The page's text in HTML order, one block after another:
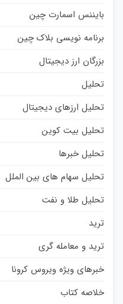
بایننس اسمارت چین
برنامه نویسی بلاک چین
بزرگان ارز دیجیتال
تحلیل
تحلیل ارزهای دیجیتال
تحلیل بیت کوین
تحلیل خبرها
تحلیل سهام های بین الملل
تحلیل طلا و نفت
ترید
ترید و معامله گری
خبرهای ویژه ویروس کرونا
خلاصه کتاب